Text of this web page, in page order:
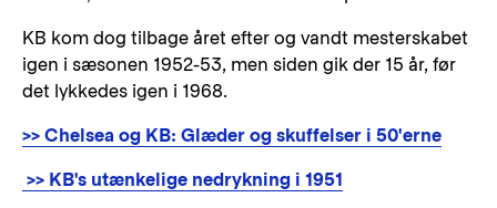
KB kom dog tilbage året efter og vandt mesterskabet
igen i sæsonen 1952-53, men siden gik der 15 år, før
det lykkedes igen i 1968.
>> Chelsea og KB: Glæder og skuffelser i 50'erne
>> KB's utænkelige nedrykning i 1951